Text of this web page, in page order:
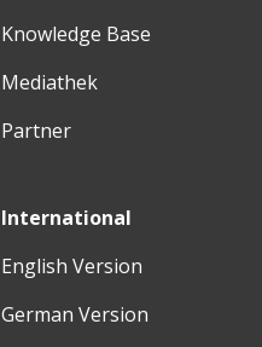
Knowledge Base
Mediathek
Partner
International
English Version
German Version